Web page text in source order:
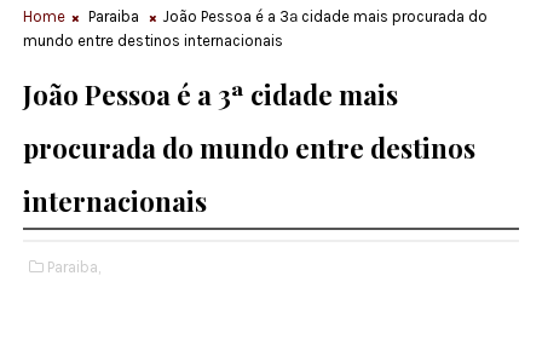
Home Paraiba
João Pessoa é a 3ª cidade mais procurada do
mundo entre destinos internacionais
João Pessoa é a 3ª cidade mais
procurada do mundo entre destinos
internacionais
Paraiba,